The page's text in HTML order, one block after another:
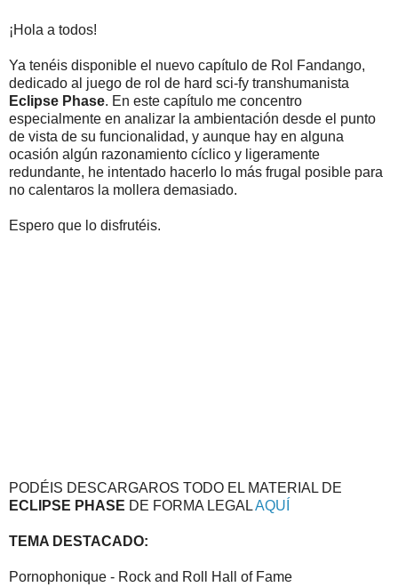
¡Hola a todos!
Ya tenéis disponible el nuevo capítulo de Rol Fandango,
dedicado al juego de rol de hard sci-fy transhumanista
Eclipse Phase. En este capítulo me concentro
especialmente en analizar la ambientación desde el punto
de vista de su funcionalidad, y aunque hay en alguna
ocasión algún razonamiento cíclico y ligeramente
redundante, he intentado hacerlo lo más frugal posible para
no calentaros la mollera demasiado.
Espero que lo disfrutéis.
PODÉIS DESCARGAROS TODO EL MATERIAL DE
ECLIPSE PHASE DE FORMA LEGALAQUÍ
TEMA DESTACADO:
Pornophonique - Rock and Roll Hall of Fame